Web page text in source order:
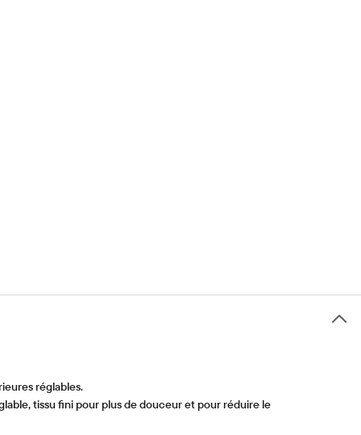
réglables.
tissu fini pour plus de douceur et pour réduire le